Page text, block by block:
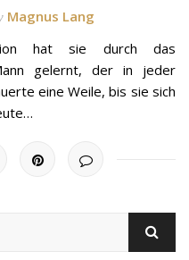
Magnus Lang
hat sie durch das
gelernt, der in jeder
eine Weile, bis sie sich